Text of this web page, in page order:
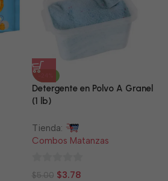
Detergente en Polvo A Granel
(1 lb)
Tienda:
Combos Matanzas
0
$5.00 $3.78